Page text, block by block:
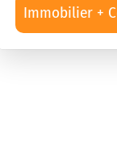
Immobilier +